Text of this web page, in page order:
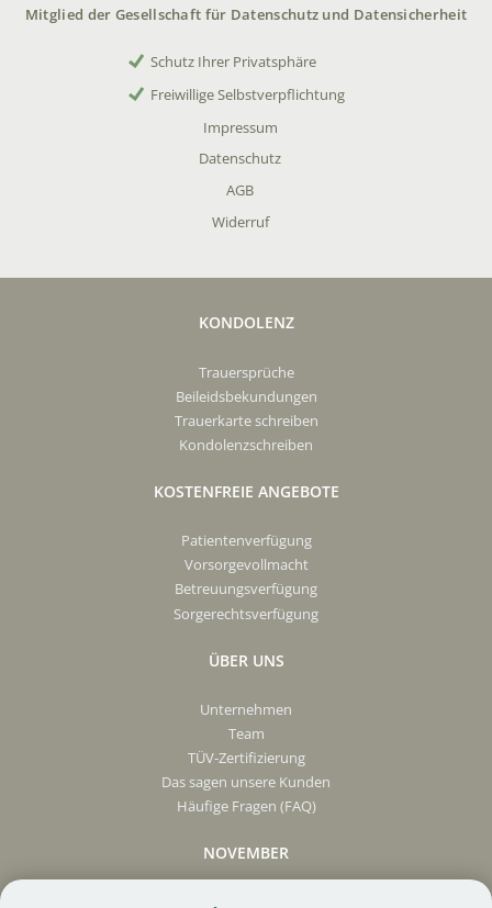
Mitglied der Gesellschaft für Datenschutz und Datensicherheit
Schutz Ihrer Privatsphäre
Freiwillige Selbstverpflichtung
Impressum
Datenschutz
AGB
Widerruf
KONDOLENZ
Trauersprüche
Beileidsbekundungen
Trauerkarte schreiben
Kondolenzschreiben
KOSTENFREIE ANGEBOTE
Patientenverfügung
Vorsorgevollmacht
Betreuungsverfügung
Sorgerechtsverfügung
ÜBER UNS
Unternehmen
Team
TÜV-Zertifizierung
Das sagen unsere Kunden
Häufige Fragen (FAQ)
NOVEMBER